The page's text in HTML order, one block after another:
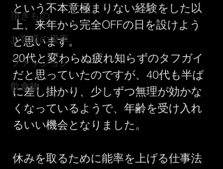
頂きもの
お客様の愛車
ファッション
飲食物
という不本意極まりない経験をした以
上、来年から完全OFFの日を設けよう
と思います。
20代と変わらぬ疲れ知らずのタフガイ
だと思っていたのですが、40代も半ば
に差し掛かり、少しずつ無理が効かな
くなっているようで、年齢を受け入れ
るいい機会となりました。
休みを取るために能率を上げる仕事法